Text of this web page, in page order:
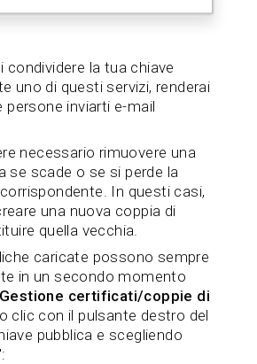
condividere la tua chiave
uno di questi servizi, renderai
persone inviarti e-mail
necessario rimuovere una
se scade o se si perde la
In questi casi,
una nuova coppia di
quella vecchia.
caricate possono sempre
in un secondo momento
Gestione certificati/coppie di
clic con il pulsante destro del
pubblica e scegliendo